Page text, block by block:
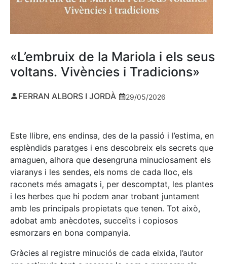
«L’embruix de la Mariola i els seus
voltans. Vivències i Tradicions»
FERRAN ALBORS I JORDÀ 29/05/2026
Este llibre, ens endinsa, des de la passió i l’estima, en
esplèndids paratges i ens descobreix els secrets que
amaguen, alhora que desengruna minuciosament els
viaranys i les sendes, els noms de cada lloc, els
raconets més amagats i, per descomptat, les plantes
i les herbes que hi podem anar trobant juntament
amb les principals propietats que tenen. Tot això,
adobat amb anècdotes, succeïts i copiosos
esmorzars en bona companyia.
Gràcies al registre minuciós de cada eixida, l’autor